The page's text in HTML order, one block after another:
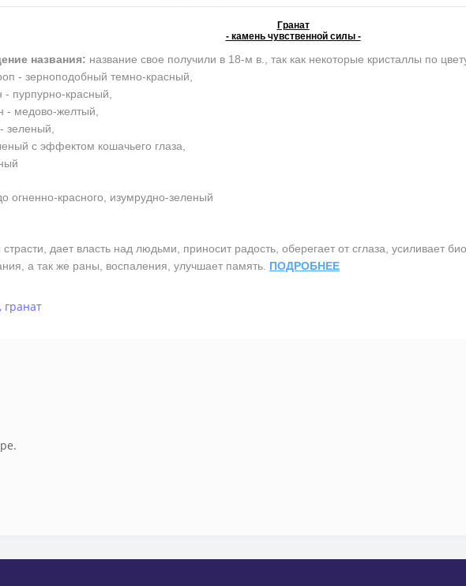
Гранат
- камень чувственной силы -
названия: название свое получили в 18-м в., так как некоторые кристаллы по
- зерноподобный темно-красный,
пурпурно-красный,
- медово-желтый,
зеленый,
с эффектом кошачьего глаза,
огненно-красного, изумрудно-зеленый
дает власть над людьми, приносит радость, оберегает от сглаза, усиливает
а так же раны, воспаления, улучшает память. ПОДРОБНЕЕ
, гранат